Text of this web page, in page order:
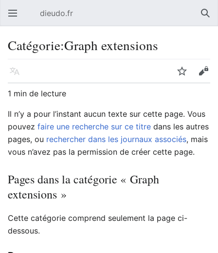
Ouvrir le menu principal dieudo.fr
Catégorie:Graph extensions
Langue Suivre
1 min de lecture
Il n’y a pour l’instant aucun texte sur cette page. Vous
pouvez faire une recherche sur ce titre dans les autres
pages, ou rechercher dans les journaux associés, mais
vous n’avez pas la permission de créer cette page.
Pages dans la catégorie « Graph
extensions »
Cette catégorie comprend seulement la page ci-
dessous.